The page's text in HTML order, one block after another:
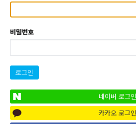
비밀번호
로그인
네이버 로그인
카카오 로그인